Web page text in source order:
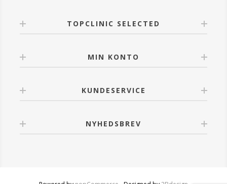
TOPCLINIC SELECTED
MIN KONTO
KUNDESERVICE
NYHEDSBREV